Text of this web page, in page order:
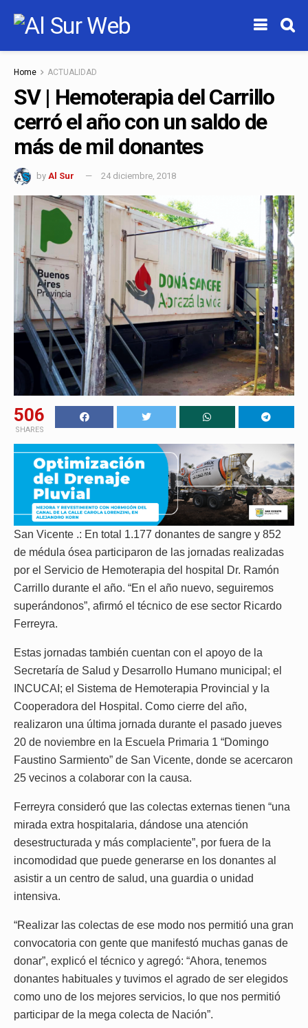
Home ACTUALIDAD
SV | Hemoterapia del Carrillo
cerró el año con un saldo de
más de mil donantes
by Al Sur 24 diciembre, 2018
506
SHARES
San Vicente .: En total 1.177 donantes de sangre y 852
de médula ósea participaron de las jornadas realizadas
por el Servicio de Hemoterapia del hospital Dr. Ramón
Carrillo durante el año. “En el año nuevo, seguiremos
superándonos”, afirmó el técnico de ese sector Ricardo
Ferreyra.
Estas jornadas también cuentan con el apoyo de la
Secretaría de Salud y Desarrollo Humano municipal; el
INCUCAI; el Sistema de Hemoterapia Provincial y la
Cooperadora del Hospital. Como cierre del año,
realizaron una última jornada durante el pasado jueves
20 de noviembre en la Escuela Primaria 1 “Domingo
Faustino Sarmiento” de San Vicente, donde se acercaron
25 vecinos a colaborar con la causa.
Ferreyra consideró que las colectas externas tienen “una
mirada extra hospitalaria, dándose una atención
desestructurada y más complaciente”, por fuera de la
incomodidad que puede generarse en los donantes al
asistir a un centro de salud, una guardia o unidad
intensiva.
“Realizar las colectas de ese modo nos permitió una gran
convocatoria con gente que manifestó muchas ganas de
donar”, explicó el técnico y agregó: “Ahora, tenemos
donantes habituales y tuvimos el agrado de ser elegidos
como uno de los mejores servicios, lo que nos permitió
participar de la mega colecta de Nación”.